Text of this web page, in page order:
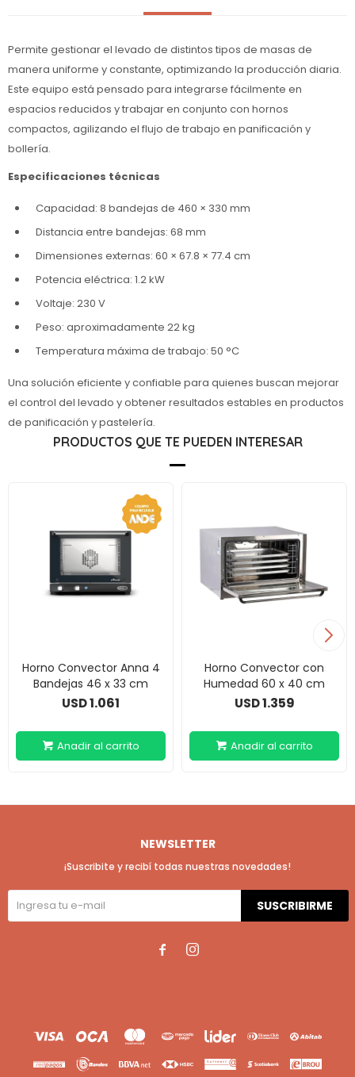
Permite gestionar el levado de distintos tipos de masas de
manera uniforme y constante, optimizando la producción diaria.
Este equipo está pensado para integrarse fácilmente en
espacios reducidos y trabajar en conjunto con hornos
compactos, agilizando el flujo de trabajo en panificación y
bollería.
Especificaciones técnicas
Capacidad: 8 bandejas de 460 × 330 mm
Distancia entre bandejas: 68 mm
Dimensiones externas: 60 × 67.8 × 77.4 cm
Potencia eléctrica: 1.2 kW
Voltaje: 230 V
Peso: aproximadamente 22 kg
Temperatura máxima de trabajo: 50 °C
Una solución eficiente y confiable para quienes buscan mejorar
el control del levado y obtener resultados estables en productos
de panificación y pastelería.
PRODUCTOS QUE TE PUEDEN INTERESAR
Horno Convector Anna 4
Bandejas 46 x 33 cm
USD1.061
Horno Convector con
Humedad 60 x 40 cm
USD1.359
NEWSLETTER
¡Suscribite y recibí todas nuestras novedades!
SUSCRIBIRME
 